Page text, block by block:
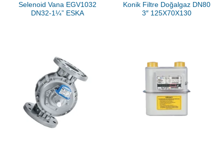
Selenoid Vana EGV1032
DN32-1¼” ESKA
Konik Filtre Doğalgaz DN80
3″ 125X70X130